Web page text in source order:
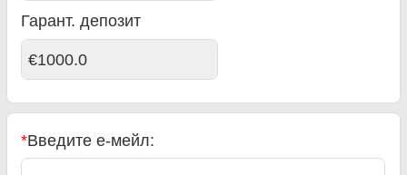
Гарант. депозит
€1000.0
*Введите е-мейл: